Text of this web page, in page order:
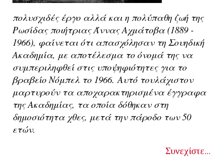
πολυσχιδές έργο αλλά και η πολύπαθη ζωή της
Ρωσίδας ποιήτριας Άννας Αχμάτοβα (1889 -
1966), φαίνεται ότι απασχόλησαν τη Σουηδική
Ακαδημία, με αποτέλεσμα το όνομά της να
συμπεριληφθεί στις υποψηφιότητες για το
βραβείο Νόμπελ το 1966. Αυτό τουλάχιστον
μαρτυρούν τα αποχαρακτηρισμένα έγγραφα
της Ακαδημίας, τα οποία δόθηκαν στη
δημοσιότητα χθες, μετά την πάροδο των 50
ετών.
Συνεχίστε...